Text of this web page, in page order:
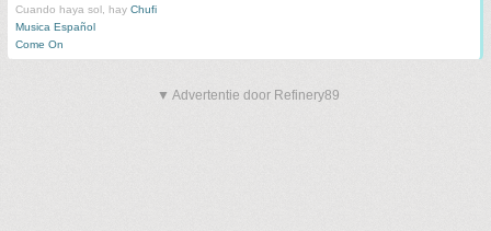
Cuando haya sol, hay Chufi
Musica Español
Come On
▼ Advertentie door Refinery89